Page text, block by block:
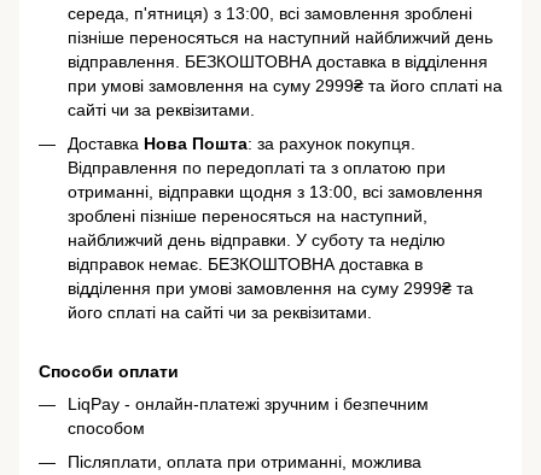
середа, п'ятниця) з 13:00, всі замовлення зроблені
пізніше переносяться на наступний найближчий день
відправлення. БЕЗКОШТОВНА доставка в відділення
при умові замовлення на суму 2999₴ та його сплаті на
сайті чи за реквізитами.
Доставка Нова Пошта: за рахунок покупця.
Відправлення по передоплаті та з оплатою при
отриманні, відправки щодня з 13:00, всі замовлення
зроблені пізніше переносяться на наступний,
найближчий день відправки. У суботу та неділю
відправок немає. БЕЗКОШТОВНА доставка в
відділення при умові замовлення на суму 2999₴ та
його сплаті на сайті чи за реквізитами.
Способи оплати
LiqPay - онлайн-платежі зручним і безпечним
способом
Післяплати, оплата при отриманні, можлива